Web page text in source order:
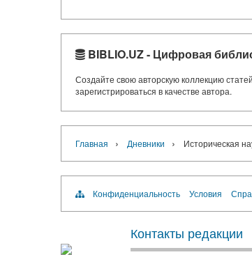
BIBLIO.UZ - Цифровая
Создайте свою авторскую коллекцию
зарегистрироваться в качестве автора.
Главная › Дневники › Историческая
Конфиденциальность Условия
Контакты редакции